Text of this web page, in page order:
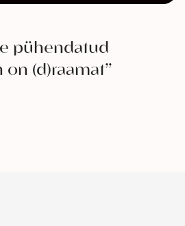
pühendatud
on (d)raamat”